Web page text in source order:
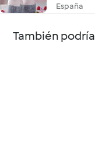
España
También